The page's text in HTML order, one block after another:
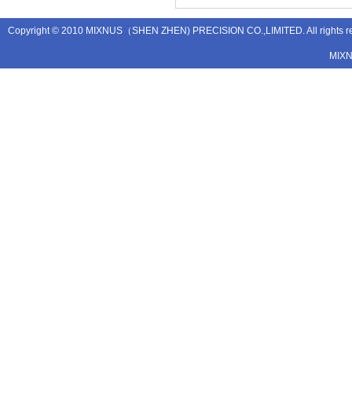
Copyright © 2010 MIXNUS（SHEN ZHEN) PRECISION CO.,LIMITED. All rights